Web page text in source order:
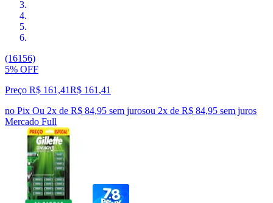
(16156)
5% OFF
Preço R$ 161,41R$ 161 ,41
no Pix Ou 2x de R$ 84,95 sem jurosou 2x de R$ 84,95 sem juros
Mercado Full